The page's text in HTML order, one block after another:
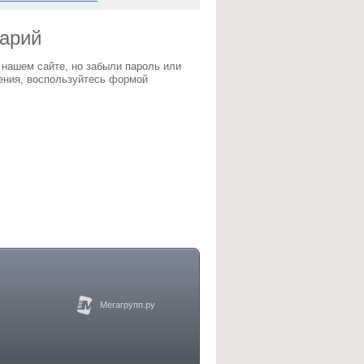
сайте, но забыли пароль или
воспользуйтесь формой